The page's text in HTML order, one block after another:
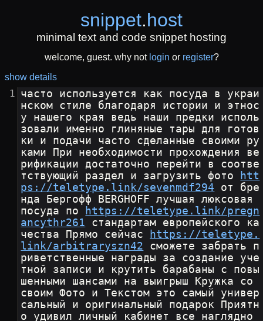
snippet.host
minimal text and code snippet hosting
welcome, guest. why not login or register?
show details
часто используется как посуда в украи
нском стиле благодаря истории и этнос
у нашего края ведь наши предки исполь
зовали именно глиняные тары для готов
ки и подачи часто сделанные своими ру
ками При необходимости прохождения ве
рификации достаточно перейти в соотве
тствующий раздел и загрузить фото
htt
ps://teletype.link/sevenmdf294 от бре
нда Бергофф BERGHOFF лучшая люксовая
посуда по
https://teletype.link/pregn
ancythr261 стандартам европейского ка
чества Прямо сейчас
https://teletype.
link/arbitraryszn42 сможете забрать п
риветственные награды за создание уче
тной записи и крутить барабаны с повы
шенными шансами на выигрыш Кружка со
своим Фото и Текстом это самый универ
сальный и оригинальный подарок Приятн
о удивил личный кабинет все наглядно